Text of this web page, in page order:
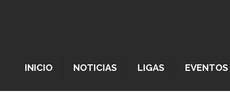
INICIO NOTICIAS LIGAS EVENTOS